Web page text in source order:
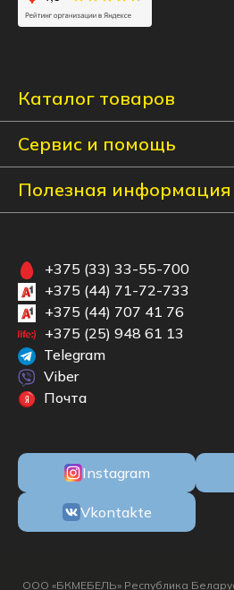
Каталог товаров
Сервис и помощь
Полезная информация
+375 (33) 33-55-700
+375 (44) 71-72-733
+375 (44) 707 41 76
+375 (25) 948 61 13
Telegram
Viber
Почта
Instagram
Vkontakte
ООО «БКМЕБЕЛЬ» Республика